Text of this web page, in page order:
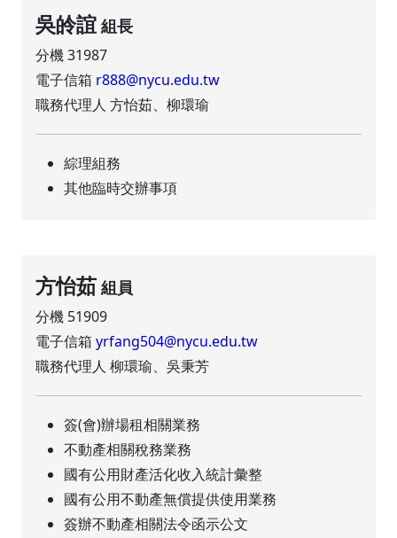
吳皊誼組長
分機 31987
電子信箱 r888@nycu.edu.tw
職務代理人 方怡茹、柳環瑜
綜理組務
其他臨時交辦事項
方怡茹 組員
分機 51909
電子信箱yrfang504@nycu.edu.tw
職務代理人 柳環瑜、吳秉芳
簽(會)辦場租相關業務
不動產相關稅務業務
國有公用財產活化收入統計彙整
國有公用不動產無償提供使用業務
簽辦不動產相關法令函示公文